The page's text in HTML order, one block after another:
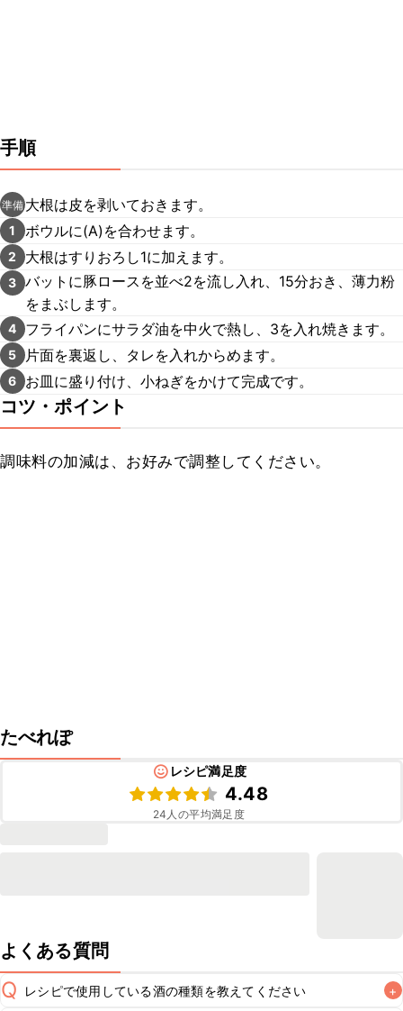
手順
準備 大根は皮を剥いておきます。
1 ボウルに(A)を合わせます。
2 大根はすりおろし1に加えます。
3 バットに豚ロースを並べ2を流し入れ、15分おき、薄力粉
をまぶします。
4 フライパンにサラダ油を中火で熱し、3を入れ焼きます。
5 片面を裏返し、タレを入れからめます。
6 お皿に盛り付け、小ねぎをかけて完成です。
コツ・ポイント
調味料の加減は、お好みで調整してください。
たべれぽ
レシピ満足度
4.48
24 人の平均満足度
よくある質問
Q レシピで使用している酒の種類を教えてください +